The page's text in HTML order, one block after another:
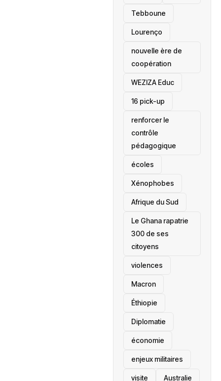
Tebboune
Lourenço
nouvelle ère de
coopération
‎WEZIZA Educ
16 pick-up
renforcer le
contrôle
pédagogique
écoles
‎Xénophobes
Afrique du Sud
Le Ghana rapatrie
300 de ses
citoyens
violences
Macron
Éthiopie
Diplomatie
économie
enjeux militaires
visite ‎Australie